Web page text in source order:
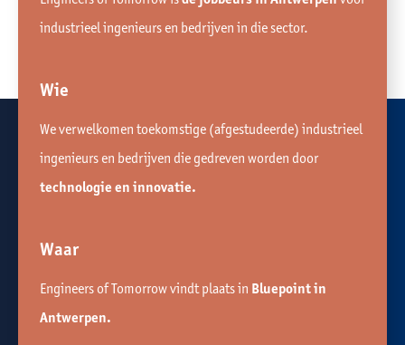
industrieel ingenieurs en bedrijven in die sector.
Wie
We verwelkomen toekomstige (afgestudeerde) industrieel
ingenieurs en bedrijven die gedreven worden door
technologie en innovatie.
Waar
Engineers of Tomorrow vindt plaats in Bluepoint in
Antwerpen.